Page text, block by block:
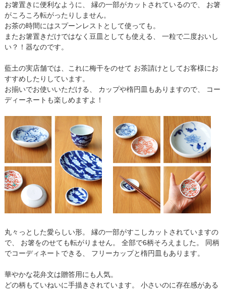
お箸置きに便利なように、 縁の一部がカットされているので、 お箸
がころころ転がったりしません。
お茶の時間にはスプーンレストとして使っても。
またお箸置きだけではなく豆皿としても使える、 一粒で二度おいし
い？！器なのです。
藍土の実店舗では、これに梅干をのせて お茶請けとしてお客様にお
すすめしたりしています。
お揃いでお使いいただける、 カップや楕円皿もありますので、 コー
ディーネートも楽しめますよ！
丸々っとした愛らしい形。 縁の一部がすこしカットされていますの
で、 お箸をのせても転がりません。 全部で6柄そろえました。 同柄
でコーディネートできる、 フリーカップと楕円皿もあります。
華やかな花弁文は贈答用にも人気。
どの柄もていねいに手描きされています。 小さいのに存在感がある